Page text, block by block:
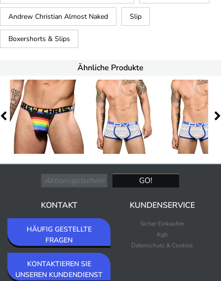
Andrew Christian Almost Naked Slip
Boxershorts & Slips
Ähnliche Produkte
KONTAKT
HÄUFIG GESTELLTE
FRAGEN
KONTAKTIEREN SIE
UNSEREN KUNDENDIENST
KUNDENSERVICE
Sicher Einkaufen
Agb
Datenschutz & Cookies